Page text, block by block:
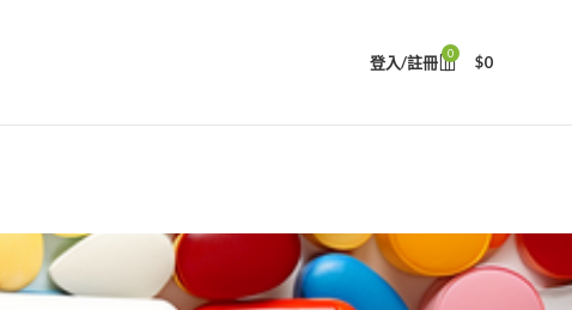
登入/註冊 0 $0